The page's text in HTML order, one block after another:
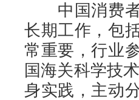
中国消费者
长期工作，包
常重要，行业
国海关科学技
身实践，主动